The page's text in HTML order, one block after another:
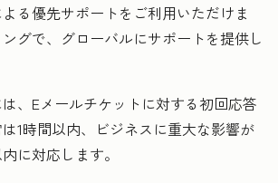
る優先サポートをご利用いただけま
グで、グローバルにサポートを提供し
、Eメールチケットに対する初回応答
1時間以内、ビジネスに重大な影響が
に対応します。